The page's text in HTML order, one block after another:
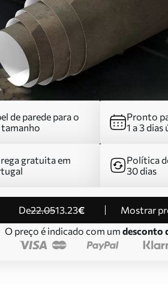
de parede para o
tamanho
Pronto
1 a 3 dias
gratuita em
Política
30 dias
de22.0513.23€
Mostrar
O preço é indicado com um desconto